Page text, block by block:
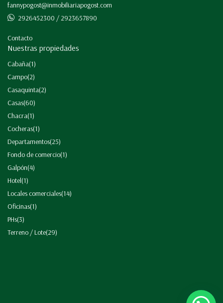
fannypogost@inmobiliariapogost.com
2926452300 / 2923657890
Contacto
Nuestras propiedades
Cabaña(1)
Campo(2)
Casaquinta(2)
Casas(60)
Chacra(1)
Cocheras(1)
Departamentos(25)
Fondo de comercio(1)
Galpón(4)
Hotel(1)
Locales comerciales(14)
Oficinas(1)
PHs(3)
Terreno / Lote(29)